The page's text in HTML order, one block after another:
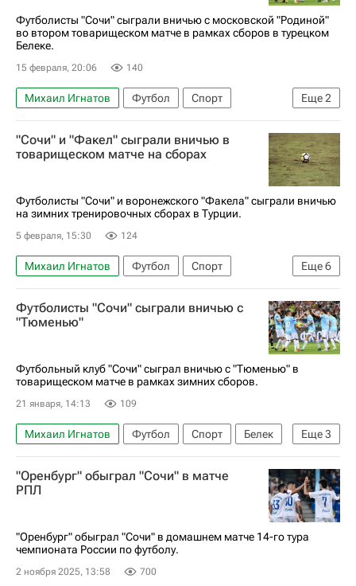
Футболисты "Сочи" сыграли вничью с московской "Родиной"
во втором товарищеском матче в рамках сборов в турецком
Белеке.
15 февраля, 20:06 140
Еще2
Михаил Игнатов Футбол
Спорт
Родина (Москва)
Сочи
"Сочи" и "Факел" сыграли вничью в
товарищеском матче на сборах
Футболисты "Сочи" и воронежского "Факела" сыграли вничью
на зимних тренировочных сборах в Турции.
5 февраля, 15:30 124
Еще6
Михаил Игнатов Футбол
Спорт
Захар Федоров
Вячеслав Якимов
Сочи
Факел
РПЛ 2026-2027 (Чемпионат России по футболу)
Первая лига
Футболисты "Сочи" сыграли вничью с
"Тюменью"
Футбольный клуб "Сочи" сыграл вничью с "Тюменью" в
товарищеском матче в рамках зимних сборов.
21 января, 14:13 109
Еще3
Михаил Игнатов Футбол Спорт
Белек
Босния и Герцеговина
Руслан Болов Сочи
"Оренбург" обыграл "Сочи" в матче
РПЛ
"Оренбург" обыграл "Сочи" в домашнем матче 14-го тура
чемпионата России по футболу.
2 ноября 2025, 13:58 700